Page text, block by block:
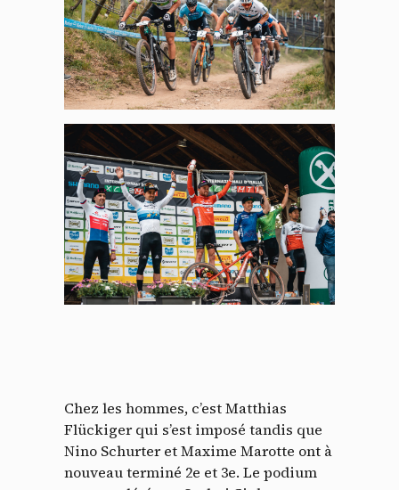
Chez les hommes, c’est Matthias
Flückiger qui s’est imposé tandis que
Nino Schurter et Maxime Marotte ont à
nouveau terminé 2e et 3e. Le podium